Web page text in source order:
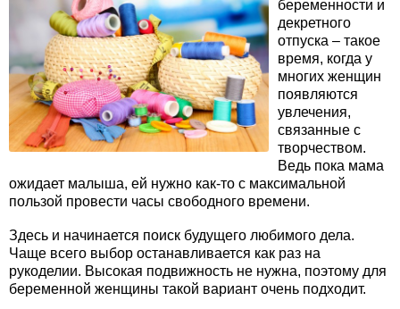
беременности и
декретного
отпуска – такое
время, когда у
многих женщин
появляются
увлечения,
связанные с
творчеством.
Ведь пока мама
ожидает малыша, ей нужно как-то с максимальной
пользой провести часы свободного времени.
Здесь и начинается поиск будущего любимого дела.
Чаще всего выбор останавливается как раз на
рукоделии. Высокая подвижность не нужна, поэтому для
беременной женщины такой вариант очень подходит.